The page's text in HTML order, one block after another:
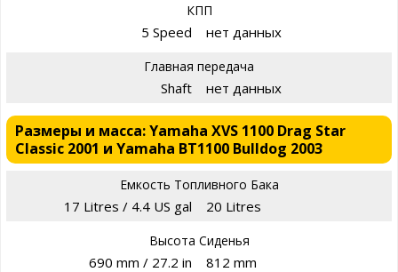
КПП
5 Speed нет данных
Главная передача
Shaft нет данных
Размеры и масса: Yamaha XVS 1100 Drag Star
Classic 2001 и Yamaha BT1100 Bulldog 2003
Емкость Топливного Бака
17 Litres / 4.4 US gal 20 Litres
Высота Сиденья
690 mm / 27.2 in 812 mm